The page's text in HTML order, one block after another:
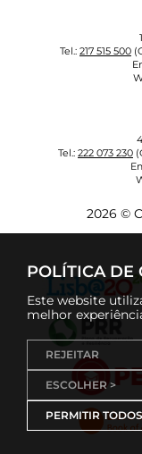
POLÍTICA DE
Este website
melhor
REJEITAR
ESCOLHER >
PERMITIR TODOS
Tel.: 217 515 500
Tel.: 222 073 230
2026 ©